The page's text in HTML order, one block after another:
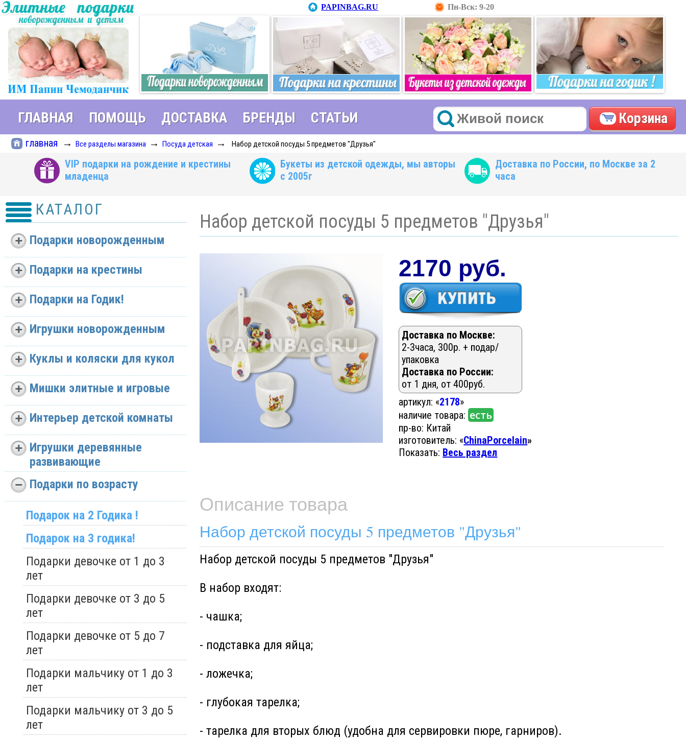
PAPINBAG.RU Пн-Вск: 9-20
ГЛАВНАЯ ПОМОЩЬ ДОСТАВКА БРЕНДЫ СТАТЬИ Корзина
главная → Все разделы магазина → Посуда детская → Набор детской посуды 5 предметов "Друзья"
VIP подарки на рождение и крестины
младенца
Букеты из детской одежды, мы авторы
с 2005г
Доставка по России, по Москве за 2
часа
КАТАЛОГ
Подарки новорожденным
Подарки на крестины
Подарки на Годик!
Игрушки новорожденным
Куклы и коляски для кукол
Мишки элитные и игровые
Интерьер детской комнаты
Игрушки деревянные
развивающие
Подарки по возрасту
Подарок на 2 Годика !
Подарок на 3 годика!
Подарки девочке от 1 до 3
лет
Подарки девочке от 3 до 5
лет
Подарки девочке от 5 до 7
лет
Подарки мальчику от 1 до 3
лет
Подарки мальчику от 3 до 5
лет
Набор детской посуды 5 предметов "Друзья"
2170 руб.
Доставка по Москве:
2-3часа, 300р. + подар/
упаковка
Доставка по России:
от 1 дня, от 400руб.
артикул: «2178»
наличие товара: есть
пр-во: Китай
изготовитель: «ChinaPorcelain»
Показать: Весь раздел
Описание товара
Набор детской посуды 5 предметов "Друзья"
Набор детской посуды 5 предметов "Друзья"
В набор входят:
- чашка;
- подставка для яйца;
- ложечка;
- глубокая тарелка;
- тарелка для вторых блюд (удобна для сервировки пюре, гарниров).